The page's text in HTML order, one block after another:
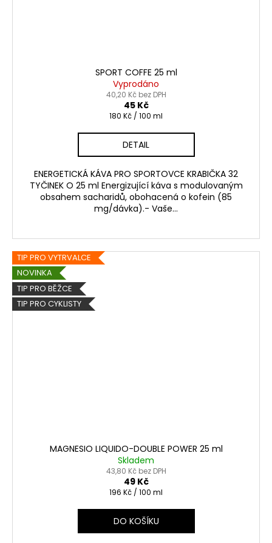
SPORT COFFE 25 ml
Vyprodáno
40,20 Kč bez DPH
45 Kč
Měrná
180 Kč / 100 ml
DETAIL
ENERGETICKÁ KÁVA PRO SPORTOVCE KRABIČKA 32
TYČINEK O 25 ml Energizující káva s modulovaným
obsahem sacharidů, obohacená o kofein (85
mg/dávka).- Vaše...
TIP PRO VYTRVALCE
NOVINKA
TIP PRO BĚŽCE
TIP PRO CYKLISTY
MAGNESIO LIQUIDO-DOUBLE POWER 25 ml
Skladem
43,80 Kč bez DPH
49 Kč
Měrná
196 Kč / 100 ml
DO KOŠÍKU